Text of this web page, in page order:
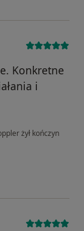
Konkretne
i
żył kończyn